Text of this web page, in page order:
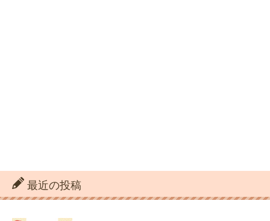
最近の投稿